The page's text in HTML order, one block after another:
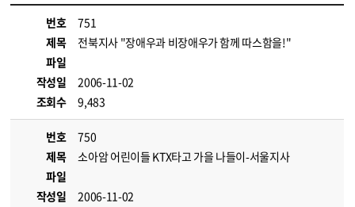
번호
751
제목
전북지사 "장애우과 비장애우가 함께 따스함을!"
파일
작성일
2006-11-02
조회수
9,483
번호
750
제목
소아암 어린이들 KTX타고 가을 나들이-서울지사
파일
작성일
2006-11-02